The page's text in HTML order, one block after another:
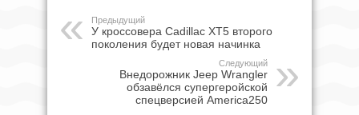
Предыдущий
У кроссовера Cadillac XT5 второго
поколения будет новая начинка
Следующий
Внедорожник Jeep Wrangler
обзавёлся супергеройской
спецверсией America250